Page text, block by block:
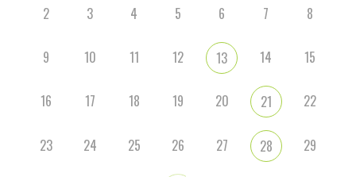
2 3 4 5 6 7 8
9 10 11 12 13 14 15
16 17 18 19 20 21 22
23 24 25 26 27 28 29